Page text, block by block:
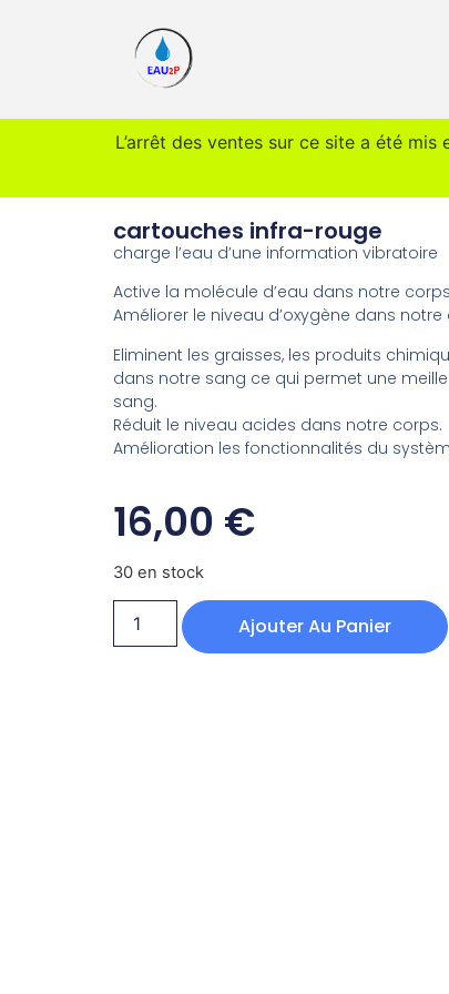
L’arrêt des ventes sur ce site a été
cartouches infra-rouge
charge l’eau d’une information vibratoire
Active la molécule d’eau dans notre
Améliorer le niveau d’oxygène dans notre
Eliminent les graisses, les produits
dans notre sang ce qui permet une
sang.
Réduit le niveau acides dans notre corps.
Amélioration les fonctionnalités du
16,00 €
30 en stock
Ajouter Au Panier